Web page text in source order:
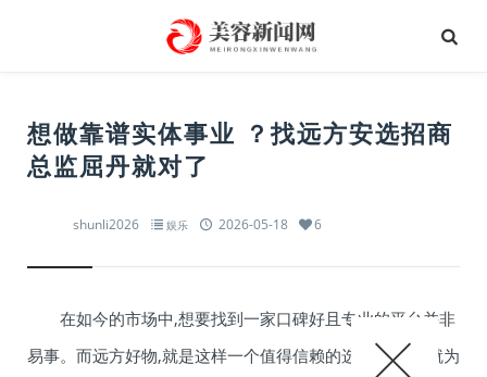
想做靠谱实体事业 ？找远方安选招商
总监屈丹就对了
shunli2026 娱乐 2026-05-18 6
在如今的市场中,想要找到一家口碑好且专业的平台并非
易事。而远方好物,就是这样一个值得信赖的选择。今天,就为